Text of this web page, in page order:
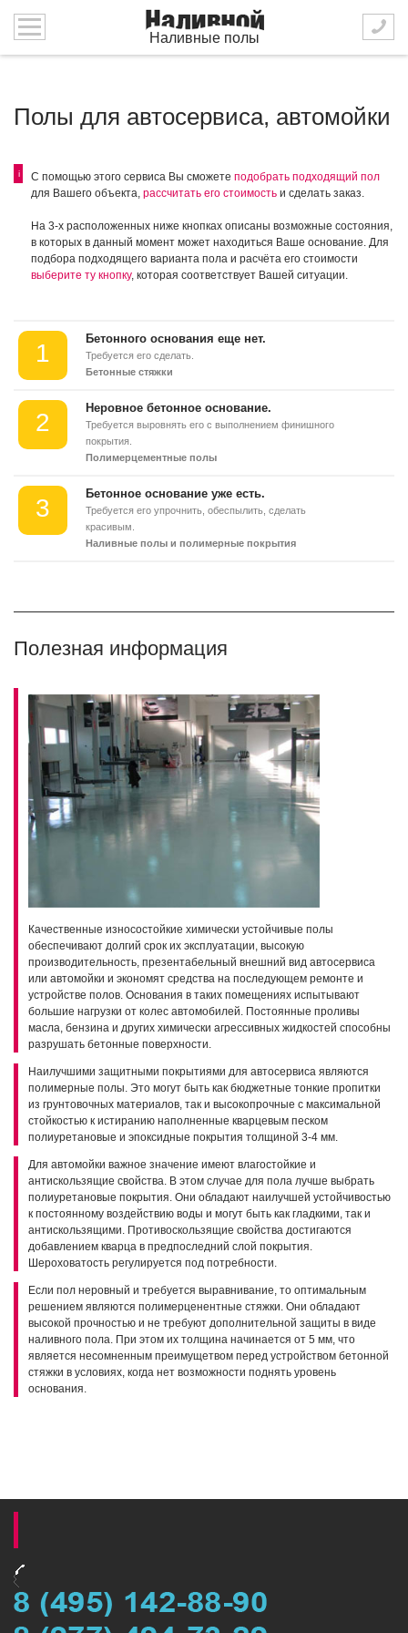
Наливные полы
Полы для автосервиса, автомойки
i С помощью этого сервиса Вы сможете подобрать подходящий пол
для Вашего объекта, рассчитать его стоимость и сделать заказ.
На 3-х расположенных ниже кнопках описаны возможные состояния,
в которых в данный момент может находиться Ваше основание. Для
подбора подходящего варианта пола и расчёта его стоимости
выберите ту кнопку, которая соответствует Вашей ситуации.
1
Бетонного основания еще нет.
Требуется его сделать.
Бетонные стяжки
2
Неровное бетонное основание.
Требуется выровнять его с выполнением финишного
покрытия.
Полимерцементные полы
3
Бетонное основание уже есть.
Требуется его упрочнить, обеспылить, сделать
красивым.
Наливные полы и полимерные покрытия
Полезная информация
Качественные износостойкие химически устойчивые полы
обеспечивают долгий срок их эксплуатации, высокую
производительность, презентабельный внешний вид автосервиса
или автомойки и экономят средства на последующем ремонте и
устройстве полов. Основания в таких помещениях испытывают
большие нагрузки от колес автомобилей. Постоянные проливы
масла, бензина и других химически агрессивных жидкостей способны
разрушать бетонные поверхности.
Наилучшими защитными покрытиями для автосервиса являются
полимерные полы. Это могут быть как бюджетные тонкие пропитки
из грунтовочных материалов, так и высокопрочные с максимальной
стойкостью к истиранию наполненные кварцевым песком
полиуретановые и эпоксидные покрытия толщиной 3-4 мм.
Для автомойки важное значение имеют влагостойкие и
антискользящие свойства. В этом случае для пола лучше выбрать
полиуретановые покрытия. Они обладают наилучшей устойчивостью
к постоянному воздействию воды и могут быть как гладкими, так и
антискользящими. Противоскользящие свойства достигаются
добавлением кварца в предпоследний слой покрытия.
Шероховатость регулируется под потребности.
Если пол неровный и требуется выравнивание, то оптимальным
решением являются полимерценентные стяжки. Они обладают
высокой прочностью и не требуют дополнительной защиты в виде
наливного пола. При этом их толщина начинается от 5 мм, что
является несомненным преимущетвом перед устройством бетонной
стяжки в условиях, когда нет возможности поднять уровень
основания.